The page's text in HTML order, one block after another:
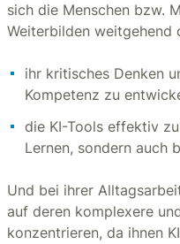
sich die Menschen bzw.
Weiterbilden weitgehend
ihr kritisches Denken
Kompetenz zu
die KI-Tools effektiv
Lernen, sondern auch
Und bei ihrer
auf deren komplexere
konzentrieren, da ihnen